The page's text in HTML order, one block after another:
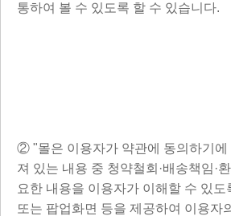
통하여 볼 수 있도록 할 수 있습니다.
② "몰은 이용자가 약관에 동의하기에
져 있는 내용 중 청약철회·배송책임·
요한 내용을 이용자가 이해할 수 있도
또는 팝업화면 등을 제공하여 이용자